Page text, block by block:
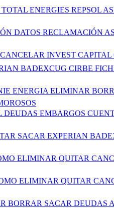
ENERGIES REPSOL
DATOS RECLAMACIÓN
INVEST
BADEXCUG CIRBE
ENERGIA ELIMINAR
EMBARGOS
SACAR EXPERIAN
ELIMINAR QUITAR
ELIMINAR QUITAR
BORRAR SACAR